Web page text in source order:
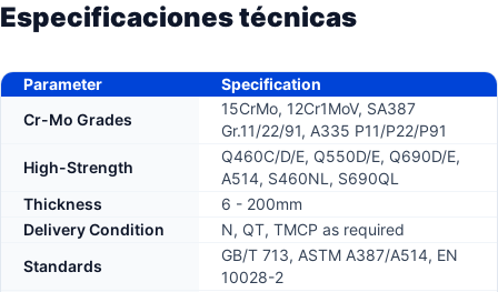
Especificaciones técnicas
Parameter
Specification
Cr-Mo Grades
15CrMo, 12Cr1MoV, SA387
Gr.11/22/91, A335 P11/P22/P91
High-Strength
Q460C/D/E, Q550D/E, Q690D/E,
A514, S460NL, S690QL
Thickness
6 - 200mm
Delivery Condition
N, QT, TMCP as required
Standards
GB/T 713, ASTM A387/A514, EN
10028-2